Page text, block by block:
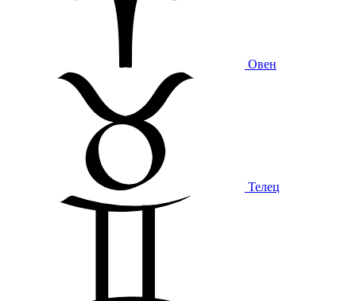
Овен
Телец